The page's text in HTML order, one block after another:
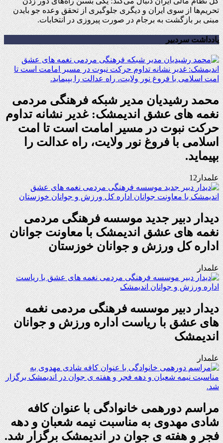
تحریم‌ها از سوی ایران و دیگری جلوگیری از تحقق وعده جو بایدن
مبنی بر بازگشت به برجام در صورت پیروزی در انتخابات.
یادداشت سردبیر
محمد رشیدیان مدیر شبکه فرهنگی مردمی
نغمه های عشق اندیمشک: غدیر نشانه تداوم
حرکت نبوت در مسیر امامت است تا امت
اسلامی با فروغ نور ولایت، راه عدالت را
بپیماید.
علمدار12
دیدار دبیر جدید موسسه فرهنگی مردمی
نغمه های عشق اندیمشک با معاونت جوانان
اداره کل ورزش و جوانان خوزستان
علمدار
دیدار دبیر موسسه فرهنگی مردمی نغمه
های عشق با ریاست اداره ورزش و جوانان
اندیمشک
علمدار
مراسم دورهمی خانوادگی با عنوان کافه
شادی مهدوی به مناسبت نیمه شعبان و دهه
فجر و هفته ی جوان در اندیمشک برگزار شد.